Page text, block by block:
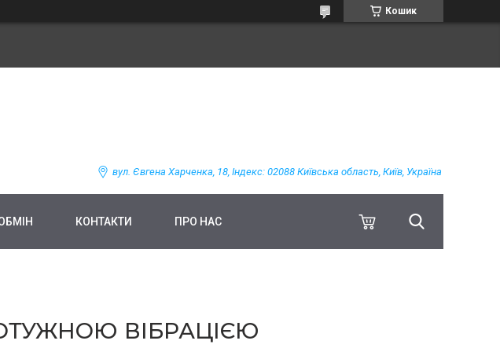
Кошик
вул. Євгена Харченка, 18, Індекс: 02088 Київська область, Київ, Україна
КОНТАКТИ ПРО НАС
ВІБРАЦІЄЮ